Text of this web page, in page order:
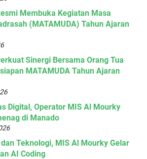
Membuka Kegiatan Masa
(MATAMUDA) Tahun Ajaran
Sinergi Bersama Orang Tua
MATAMUDA Tahun Ajaran
Digital, Operator MIS Al Mourky
di Manado
Teknologi, MIS Al Mourky Gelar
AI Coding